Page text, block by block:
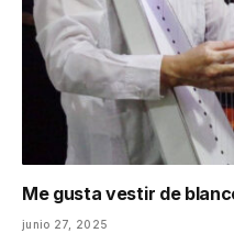
Me gusta vestir de
junio 27, 2025